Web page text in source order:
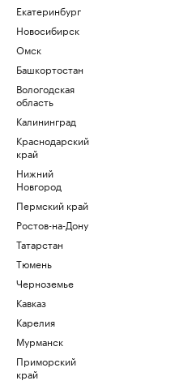
Екатеринбург
Новосибирск
Омск
Башкортостан
Вологодская
область
Калининград
Краснодарский
край
Нижний
Новгород
Пермский край
Ростов-на-Дону
Татарстан
Тюмень
Черноземье
Кавказ
Карелия
Мурманск
Приморский
край